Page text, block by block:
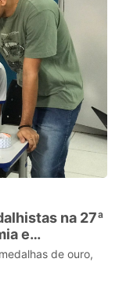
na 27ª
e
de ouro,